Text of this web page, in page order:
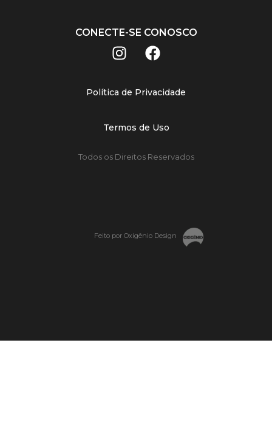
CONECTE-SE CONOSCO
Política de Privacidade
Termos de Uso
Todos os Direitos Reservados
Feito por Oxigênio Design